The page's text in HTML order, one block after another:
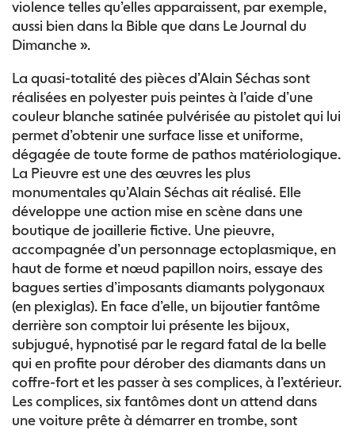
violence telles qu’elles apparaissent, par exemple,
aussi bien dans la Bible que dans Le Journal du
Dimanche ».
La quasi-totalité des pièces d’Alain Séchas sont
réalisées en polyester puis peintes à l’aide d’une
couleur blanche satinée pulvérisée au pistolet qui lui
permet d’obtenir une surface lisse et uniforme,
dégagée de toute forme de pathos matériologique.
La Pieuvre est une des œuvres les plus
monumentales qu’Alain Séchas ait réalisé. Elle
développe une action mise en scène dans une
boutique de joaillerie fictive. Une pieuvre,
accompagnée d’un personnage ectoplasmique, en
haut de forme et nœud papillon noirs, essaye des
bagues serties d’imposants diamants polygonaux
(en plexiglas). En face d’elle, un bijoutier fantôme
derrière son comptoir lui présente les bijoux,
subjugué, hypnotisé par le regard fatal de la belle
qui en profite pour dérober des diamants dans un
coffre-fort et les passer à ses complices, à l’extérieur.
Les complices, six fantômes dont un attend dans
une voiture prête à démarrer en trombe, sont